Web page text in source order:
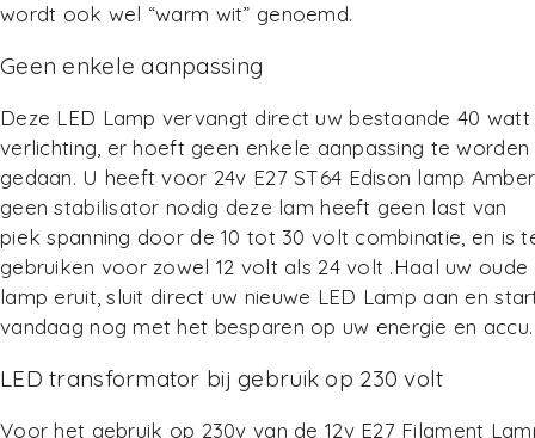
wordt ook wel “warm wit” genoemd.
Geen enkele aanpassing
Deze LED Lamp vervangt direct uw bestaande 40 watt
verlichting, er hoeft geen enkele aanpassing te worden
gedaan. U heeft voor 24v E27 ST64 Edison lamp Amber
geen stabilisator nodig deze lam heeft geen last van
piek spanning door de 10 tot 30 volt combinatie, en is
gebruiken voor zowel 12 volt als 24 volt .Haal uw oude
lamp eruit, sluit direct uw nieuwe LED Lamp aan en
vandaag nog met het besparen op uw energie en accu.
LED transformator bij gebruik op 230 volt
Voor het gebruik op 230v van de 12v E27 Filament